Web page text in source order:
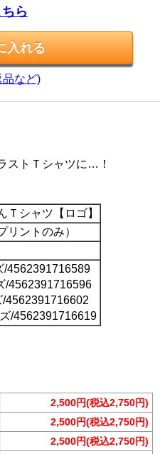
ら
品など)
ストＴシャツに…！
Ｔシャツ【ロゴ】
リントのみ）
/4562391716589
/4562391716596
/4562391716602
/4562391716619
2,500円(税込2,750円)
2,500円(税込2,750円)
2,500円(税込2,750円)